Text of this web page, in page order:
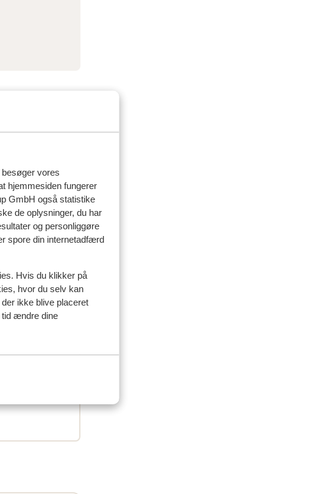
vores
hjemmesiden fungerer
GmbH også statistike
de oplysninger, du har
og personliggøre
spore din internetadfærd
Hvis du klikker på
hvor du selv kan
ikke blive placeret
tid ændre dine
om anmeldelser
af med partner
28. jun. 2026